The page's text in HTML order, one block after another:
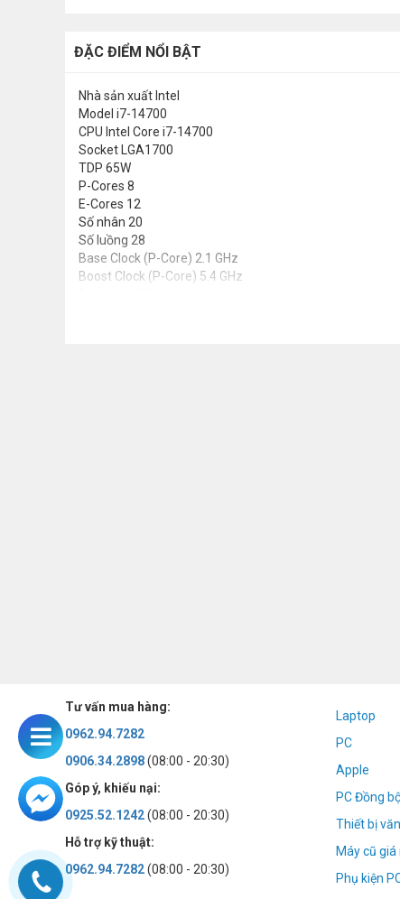
ĐẶC ĐIỂM NỔI BẬT
Nhà sản xuấtIntel
Model i7-14700
CPU Intel Core i7-14700
SocketLGA1700
TDP 65W
P-Cores 8
E-Cores 12
Số nhân 20
Số luồng 28
Base Clock (P-Core) 2.1 GHz
Boost Clock (P-Core) 5.4 GHz
Tư vấn mua hàng:
0962.94.7282
0906.34.2898(08:00 - 20:30)
Góp ý, khiếu nại:
0925.52.1242(08:00 - 20:30)
Hỗ trợ kỹ thuật:
0962.94.7282(08:00 - 20:30)
Laptop
PC
Apple
PC Đồng
Thiết bị
Máy cũ giá
Phụ kiện